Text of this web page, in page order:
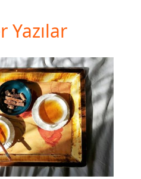
Yazılar